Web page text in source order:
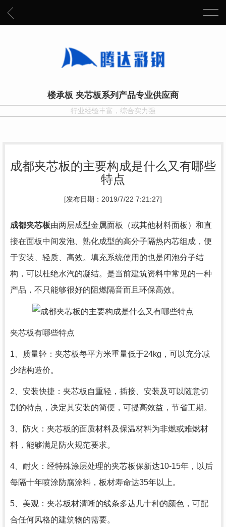
楼承板 夹芯板系列产品专业供应商
行业经验丰富，综合实力强
成都夹芯板的主要构成是什么又有哪些
特点
[发布日期：2019/7/22 7:21:27]
成都夹芯板由两层成型金属面板（或其他材料面板）和直
接在面板中间发泡、熟化成型的高分子隔热内芯组成，便
于安装、轻质、高效。填充系统使用的也是闭泡分子结
构，可以杜绝水汽的凝结。是当前建筑资料中常见的一种
产品，不只能够很好的阻燃隔音而且环保高效。
夹芯板有哪些特点
1、质量轻：夹芯板每平方米重量低于24kg，可以充分减
少结构造价。
2、安装快捷：夹芯板自重轻，插接、安装及可以随意切
割的特点，决定其安装的简便，可提高效益，节省工期。
3、防火：夹芯板的面质材料及保温材料为非燃或难燃材
料，能够满足防火规范要求。
4、耐火：经特殊涂层处理的夹芯板保新达10-15年，以后
每隔十年喷涂防腐涂料，板材寿命达35年以上。
5、美观：夹芯板材清晰的线条多达几十种的颜色，可配
合任何风格的建筑物的需要。